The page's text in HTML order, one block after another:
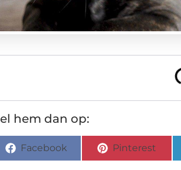
hem dan op:
Facebook Pinterest